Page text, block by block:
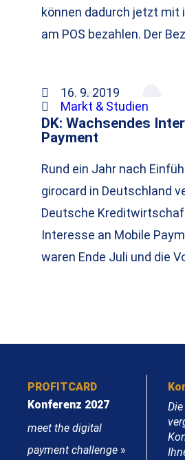
können dadurch jetzt mit
am POS bezahlen. Der
16. 9. 2019
Markt & Studien
DK: Wachsendes
Payment
Rund ein Jahr nach
girocard in Deutschland
Deutsche
Interesse an Mobile
waren Ende Juli und die
PROFITCARD
Konferenz 2027
meet the digital
payment challenge »